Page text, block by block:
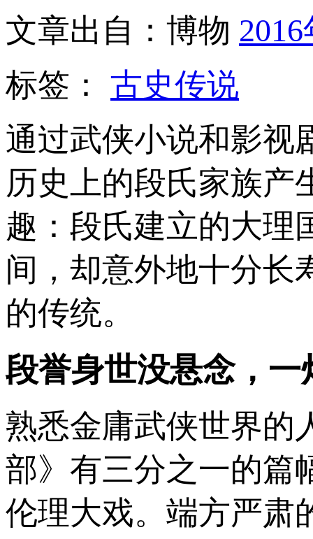
文章出自：博物
标签： 古史传说
通过武侠小说和影视
历史上的段氏家族产
趣：段氏建立的大理
间，却意外地十分长
的传统。
段誉身世没悬念，一
熟悉金庸武侠世界的
部》有三分之一的篇
伦理大戏。端方严肃